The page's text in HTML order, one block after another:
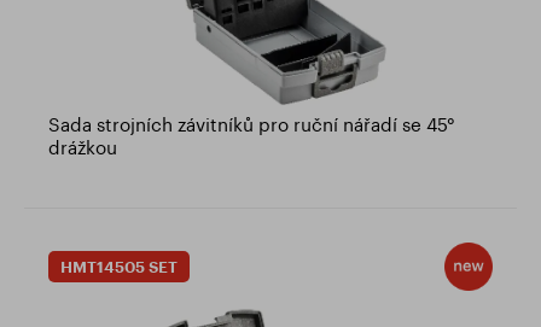
Sada strojních závitníků pro ruční nářadí se 45°
drážkou
HMT14505 SET